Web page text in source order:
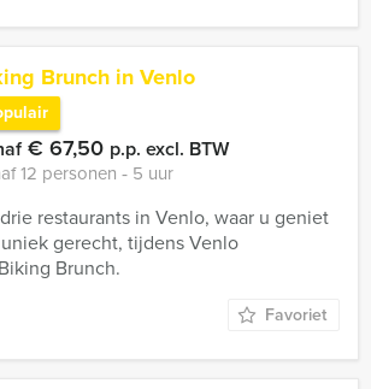
Brunch in Venlo
€ 67,50 p.p. excl. BTW
12 personen ‐ 5 uur
restaurants in Venlo, waar u geniet
gerecht, tijdens Venlo
Brunch.
Favoriet